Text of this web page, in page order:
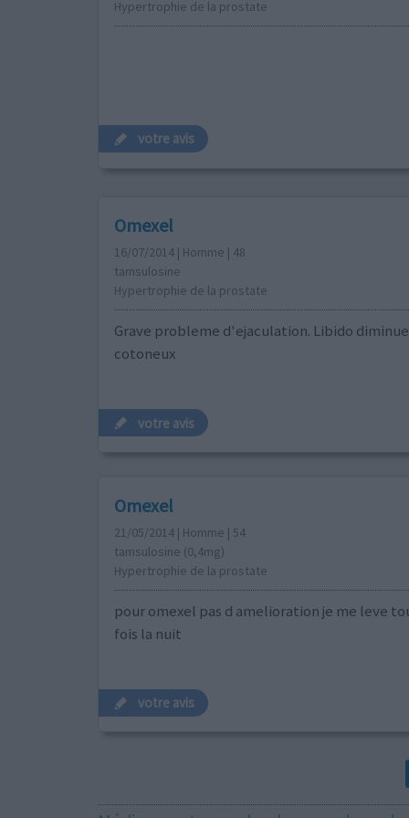
Hypertrophie de la prostate
votre avis
Omexel
16/07/2014 | Homme | 48
tamsulosine
Hypertrophie de la prostate
Grave probleme d'ejaculation. Libido
cotoneux
votre avis
Omexel
21/05/2014 | Homme | 54
tamsulosine (0,4mg)
Hypertrophie de la prostate
pour omexel pas d amelioration je me leve
fois la nuit
votre avis